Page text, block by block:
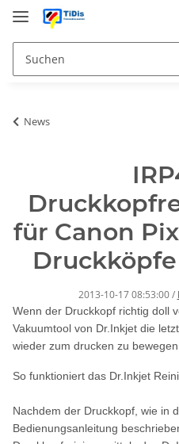
News
für Canon
2013-10-17 08:53:00 /
Wenn der Druckkopf richtig doll
Vakuumtool von Dr.Inkjet die
wieder zum drucken zu bewegen.
So funktioniert das Dr.Inkjet
Nachdem der Druckkopf, wie in
Bedienungsanleitung